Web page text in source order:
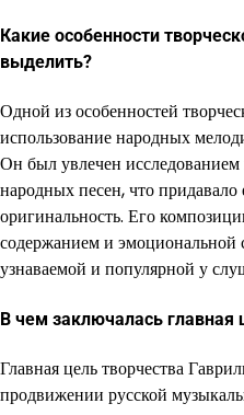
Какие особенности
выделить?
Одной из особенностей
использование народных
Он был увлечен исследованием
народных песен, что
оригинальность. Его
содержанием и эмоциональной
узнаваемой и популярной у
В чем заключалась главная
Главная цель творчества
продвижении русской